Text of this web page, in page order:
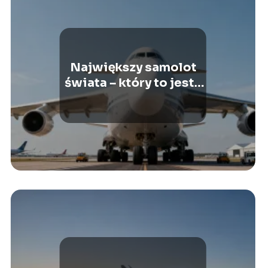
Największy samolot
świata – który to jest i
jakie ma wymiary?